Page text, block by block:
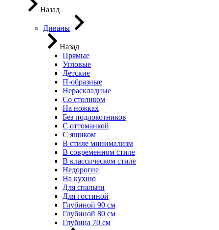
Назад
Диваны
Назад
Прямые
Угловые
Детские
П-образные
Нераскладные
Со столиком
На ножках
Без подлокотников
С оттоманкой
С ящиком
В стиле минимализм
В современном стиле
В классическом стиле
Недорогие
На кухню
Для спальни
Для гостиной
Глубиной 90 см
Глубиной 80 см
Глубина 70 см